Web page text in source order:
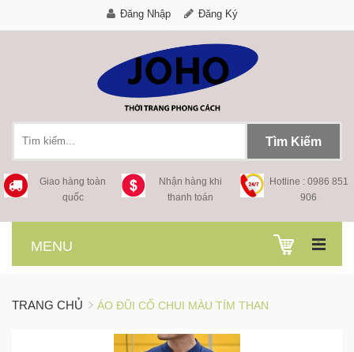
Đăng Nhập Đăng Ký
Tìm Kiếm
Giao hàng toàn
quốc
Nhận hàng khi
thanh toán
Hotline : 0986 851
906
.
MENU
TRANG CHỦ ÁO ĐŨI CỔ CHUI MÀU TÍM THAN